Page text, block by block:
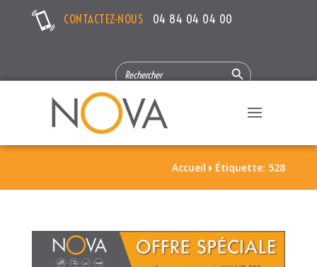
CONTACTEZ-NOUS 04 84 04 04 00
SEARCH
FOR:
Search Button
Accueil  Étiquette: 528